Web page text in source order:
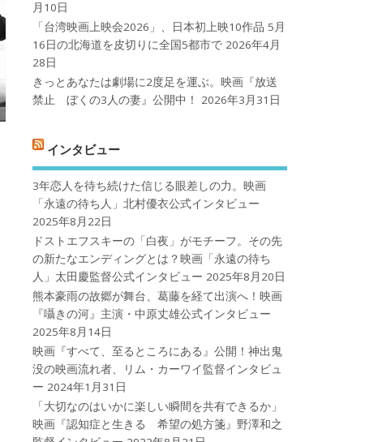
月10日
「台湾映画上映会2026」、日本初上映10作品 5月
16日の北海道を皮切りに全国5都市で 2026年4月
28日
きっとあなたは劇場に2度足を運ぶ。映画『放送
禁止 ぼくの3人の妻』公開中！
2026年3月31日
インタビュー
3年恋人を待ち続けた信じる眼差しの力。映画
「永遠の待ち人」北村優衣公式インタビュー
2025年8月22日
ドストエフスキーの「白夜」がモチーフ。その先
の新たなエンディングとは？映画「永遠の待ち
人」太田慶監督公式インタビュー 2025年8月20日
熊本豪雨の故郷が舞台、葛藤を経て出演へ！映画
『囁きの河』主演・中原丈雄公式インタビュー
2025年8月14日
映画『すべて、至るところにある』公開！神出鬼
没の映画流れ者、リム・カーワイ監督インタビュ
ー 2024年1月31日
「大切なのはいかに楽しい瞬間を共有できるか」
映画『認知症と生きる 希望の処方箋』野澤和之